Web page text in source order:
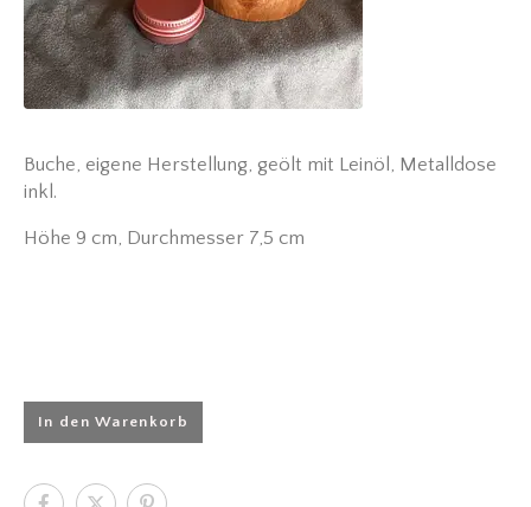
Buche, eigene Herstellung, geölt mit Leinöl, Metalldose
inkl.
Höhe 9 cm, Durchmesser 7,5 cm
In den Warenkorb